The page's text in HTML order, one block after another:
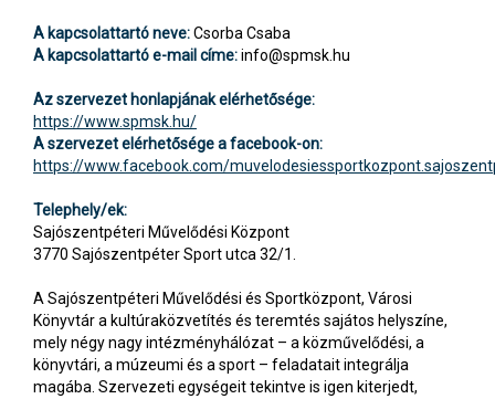
A kapcsolattartó neve:Csorba Csaba
A kapcsolattartó e-mail címe:info@spmsk.hu
Az szervezet honlapjának elérhetősége:
https://www.spmsk.hu/
A szervezet elérhetősége a facebook-on:
https://www.facebook.com/
Telephely/ek:
Sajószentpéteri Művelődési Központ
3770 Sajószentpéter Sport utca 32/1.
A Sajószentpéteri Művelődési és Sportközpont, Városi
Könyvtár a kultúraközvetítés és teremtés sajátos helyszíne,
mely négy nagy intézményhálózat – a közművelődési, a
könyvtári, a múzeumi és a sport – feladatait integrálja
magába. Szervezeti egységeit tekintve is igen kiterjedt,